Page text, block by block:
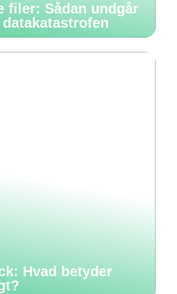
filer: Sådan undgår
Hvad betyder